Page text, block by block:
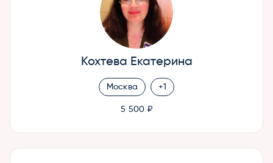
Кохтева Екатерина
Москва +1
5 500 ₽